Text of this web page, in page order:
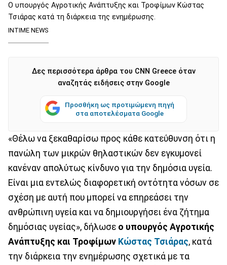
O υπουργός Αγροτικής Ανάπτυξης και Τροφίμων Κώστας
Τσιάρας κατά τη διάρκεια της ενημέρωσης.
INTIME NEWS
Δες περισσότερα άρθρα του CNN Greece όταν
αναζητάς ειδήσεις στην Google
Προσθήκη ως προτιμώμενη πηγή
στα αποτελέσματα Google
«Θέλω να ξεκαθαρίσω προς κάθε κατεύθυνση ότι η
πανώλη των μικρών θηλαστικών δεν εγκυμονεί
κανέναν απολύτως κίνδυνο για την δημόσια υγεία.
Είναι μια εντελώς διαφορετική οντότητα νόσων σε
σχέση με αυτή που μπορεί να επηρεάσει την
ανθρώπινη υγεία και να δημιουργήσει ένα ζήτημα
δημόσιας υγείας», δήλωσε ο υπουργός Αγροτικής
Ανάπτυξης και Τροφίμων Κώστας Τσιάρας, κατά
την διάρκεια την ενημέρωσης σχετικά με τα